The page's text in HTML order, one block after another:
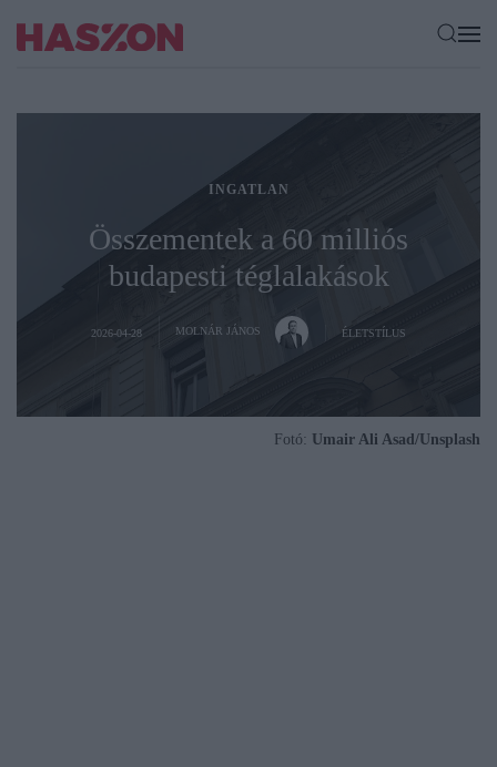
INGATLAN
Összementek a 60 milliós
budapesti téglalakások
2026-04-28 MOLNÁR JÁNOS ÉLETSTÍLUS
Fotó: Umair Ali Asad/Unsplash